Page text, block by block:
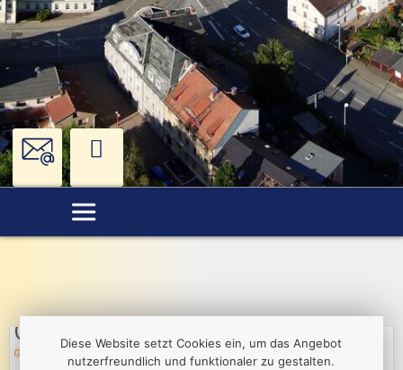
Diese Website setzt Cookies ein, um das Angebot
nutzerfreundlich und funktionaler zu gestalten.